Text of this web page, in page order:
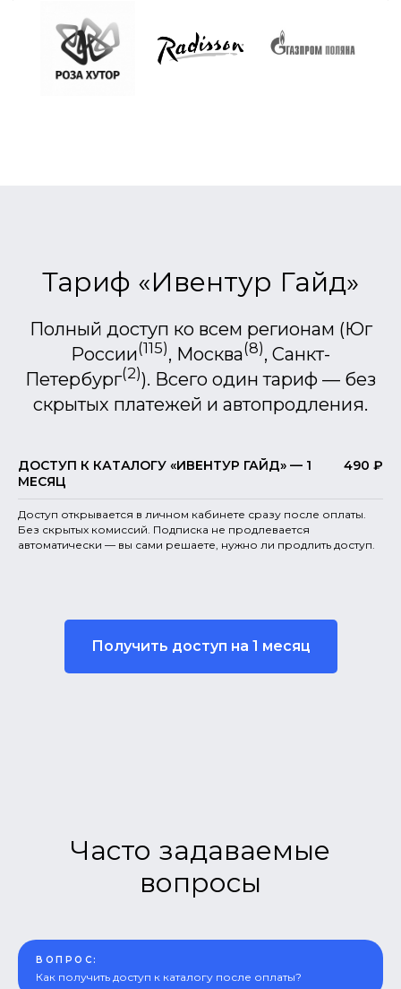
Тариф «Ивентур Гайд»
Полный доступ ко всем регионам (Юг
России(115), Москва(8), Санкт-
Петербург(2)). Всего один тариф — без
скрытых платежей и автопродления.
ДОСТУП К КАТАЛОГУ «ИВЕНТУР ГАЙД» — 1
МЕСЯЦ
490 ₽
Доступ открывается в личном кабинете сразу после оплаты.
Без скрытых комиссий. Подписка не продлевается
автоматически — вы сами решаете, нужно ли продлить доступ.
Получить доступ на 1 месяц
Часто задаваемые
вопросы
ВОПРОС:
Как получить доступ к каталогу после оплаты?